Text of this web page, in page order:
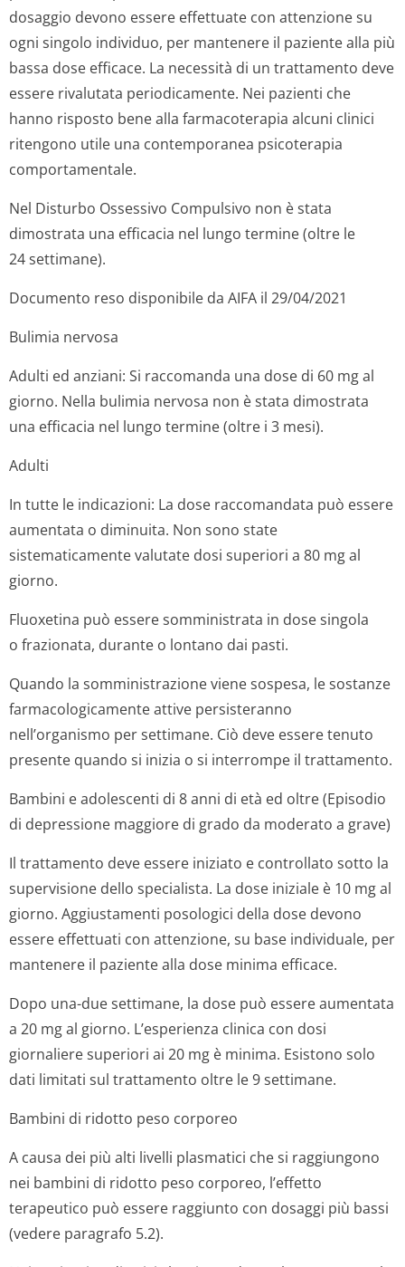
dosaggio devono essere effettuate con attenzione su
ogni singolo individuo, per mantenere il paziente alla più
bassa dose efficace. La necessità di un trattamento deve
essere rivalutata periodicamente. Nei pazienti che
hanno risposto bene alla farmacoterapia alcuni clinici
ritengono utile una contemporanea psicoterapia
comportamentale.
Nel Disturbo Ossessivo Compulsivo non è stata
dimostrata una efficacia nel lungo termine (oltre le
24 settimane).
Documento reso disponibile da AIFA il 29/04/2021
Bulimia nervosa
Adulti ed anziani: Si raccomanda una dose di 60 mg al
giorno. Nella bulimia nervosa non è stata dimostrata
una efficacia nel lungo termine (oltre i 3 mesi).
Adulti
In tutte le indicazioni: La dose raccomandata può essere
aumentata o diminuita. Non sono state
sistematicamente valutate dosi superiori a 80 mg al
giorno.
Fluoxetina può essere somministrata in dose singola
o frazionata, durante o lontano dai pasti.
Quando la somministrazione viene sospesa, le sostanze
farmacologicamente attive persisteranno
nell’organismo per settimane. Ciò deve essere tenuto
presente quando si inizia o si interrompe il trattamento.
Bambini e adolescenti di 8 anni di età ed oltre (Episodio
di depressione maggiore di grado da moderato a grave)
Il trattamento deve essere iniziato e controllato sotto la
supervisione dello specialista. La dose iniziale è 10 mg al
giorno. Aggiustamenti posologici della dose devono
essere effettuati con attenzione, su base individuale, per
mantenere il paziente alla dose minima efficace.
Dopo una-due settimane, la dose può essere aumentata
a 20 mg al giorno. L’esperienza clinica con dosi
giornaliere superiori ai 20 mg è minima. Esistono solo
dati limitati sul trattamento oltre le 9 settimane.
Bambini di ridotto peso corporeo
A causa dei più alti livelli plasmatici che si raggiungono
nei bambini di ridotto peso corporeo, l’effetto
terapeutico può essere raggiunto con dosaggi più bassi
(vedere paragrafo 5.2).